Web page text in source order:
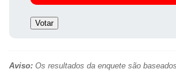
Aviso: Os resultados da enquete são